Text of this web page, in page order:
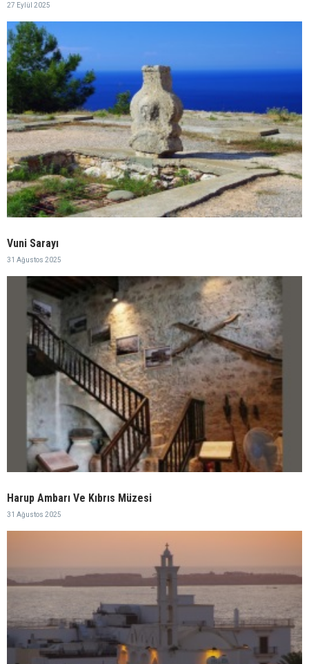
27 Eylül 2025
Vuni Sarayı
31 Ağustos 2025
Harup Ambarı Ve Kıbrıs Müzesi
31 Ağustos 2025